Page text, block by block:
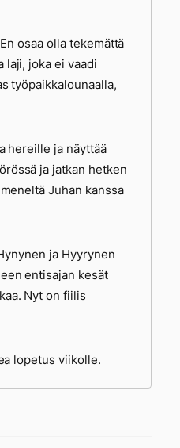
osaa olla tekemättä
laji, joka ei vaadi
työpaikkalounaalla,
hereille ja näyttää
ja jatkan hetken
Juhan kanssa
ja Hyyrynen
entisajan kesät
Nyt on fiilis
lopetus viikolle.